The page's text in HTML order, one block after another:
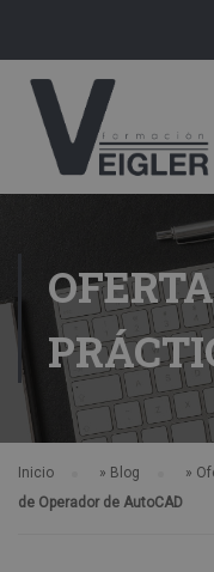
Inicio » Blog »
de Operador de AutoCAD